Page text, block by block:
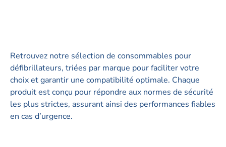
Retrouvez notre sélection de consommables pour
défibrillateurs, triées par marque pour faciliter votre
choix et garantir une compatibilité optimale. Chaque
produit est conçu pour répondre aux normes de sécurité
les plus strictes, assurant ainsi des performances fiables
en cas d’urgence.